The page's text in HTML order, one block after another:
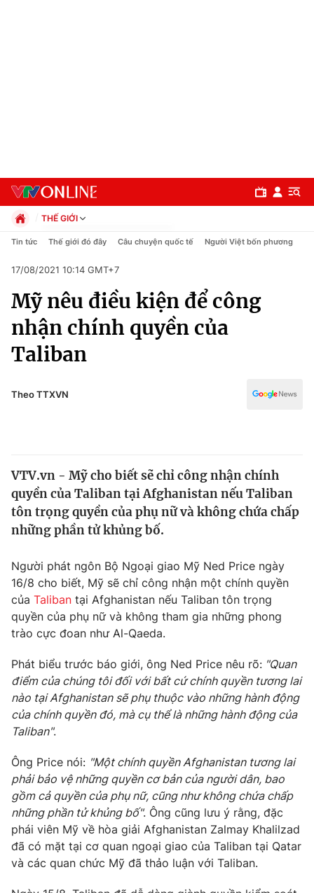
Chuyên mục
Chính trị
Xã hội
Pháp luật
Thế giới
Tin tức
Thế giới đó đây
Câu chuyện quốc tế
Kinh tế
Thị trường
Góc doanh nghiệp
Dữ liệu và đời sống
Truyền hình
Phim VTV
Hậu trường
Nhân vật
Khán giả
Giải trí
Điện ảnh
Âm nhạc
Sao
Đời sống
Du lịch
Làm đẹp
Chất lượng cuộc sống
Giáo dục
Tuyển sinh
Học trực tuyến
Công nghệ
Hitech Công nghệ tương lai
Sản phẩm
Thị trường
Giao lưu trực tuyến
Lịch phát sóng
THẾ GIỚI
Chính trị
Pháp luật
Kinh tế
Thể thao
Truyền hình
Văn hóa - Giải trí
Tin tức Thế giới đó đây Câu chuyện quốc tế Người Việt bốn phương
17/08/2021 10:14 GMT+7
Mỹ nêu điều kiện để công
nhận chính quyền của
Taliban
Theo TTXVN
VTV.vn - Mỹ cho biết sẽ chỉ công nhận chính
quyền của Taliban tại Afghanistan nếu Taliban
tôn trọng quyền của phụ nữ và không chứa chấp
những phần tử khủng bố.
Người phát ngôn Bộ Ngoại giao Mỹ Ned Price ngày
16/8 cho biết, Mỹ sẽ chỉ công nhận một chính quyền
của Taliban tại Afghanistan nếu Taliban tôn trọng
quyền của phụ nữ và không tham gia những phong
trào cực đoan như Al-Qaeda.
Phát biểu trước báo giới, ông Ned Price nêu rõ: "Quan
điểm của chúng tôi đối với bất cứ chính quyền tương lai
nào tại Afghanistan sẽ phụ thuộc vào những hành động
của chính quyền đó, mà cụ thể là những hành động của
Taliban".
Ông Price nói: "Một chính quyền Afghanistan tương lai
phải bảo vệ những quyền cơ bản của người dân, bao
gồm cả quyền của phụ nữ, cũng như không chứa chấp
những phần tử khủng bố". Ông cũng lưu ý rằng, đặc
phái viên Mỹ về hòa giải Afghanistan Zalmay Khalilzad
đã có mặt tại cơ quan ngoại giao của Taliban tại Qatar
và các quan chức Mỹ đã thảo luận với Taliban.